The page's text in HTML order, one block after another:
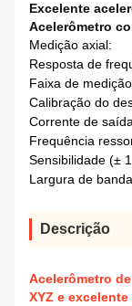
Excelente
Acelerômetro
Medição axial:
Resposta de
Faixa de
Calibração do
Corrente de
Frequência
Sensibilidade (±
Largura de
Descrição
Acelerômetro
XYZ e